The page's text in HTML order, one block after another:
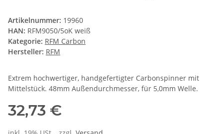
Artikelnummer: 19960
HAN: RFM9050/5oK weiß
Kategorie: RFM Carbon
Hersteller: RFM
Extrem hochwertiger, handgefertigter Carbonspinner mit
Mittelstück. 48mm Außendurchmesser, für 5,0mm Welle.
32,73 €